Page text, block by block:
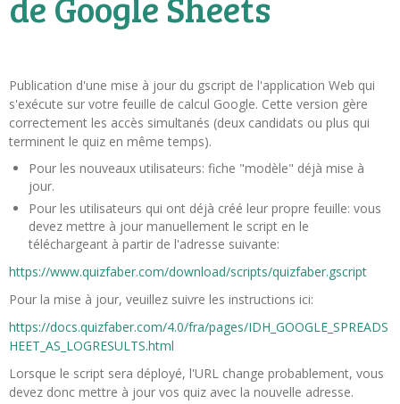
Publication d'une mise à jour du gscript de l'application Web qui
s'exécute sur votre feuille de calcul Google. Cette version gère
correctement les accès simultanés (deux candidats ou plus qui
terminent le quiz en même temps).
Pour les nouveaux utilisateurs: fiche "modèle" déjà mise à
jour.
Pour les utilisateurs qui ont déjà créé leur propre feuille: vous
devez mettre à jour manuellement le script en le
téléchargeant à partir de l'adresse suivante:
https://www.quizfaber.com/download/scripts/quizfaber.gscript
Pour la mise à jour, veuillez suivre les instructions ici:
https://docs.quizfaber.com/4.0/fra/pages/IDH_GOOGLE_SPREADS
HEET_AS_LOGRESULTS.html
Lorsque le script sera déployé, l'URL change probablement, vous
devez donc mettre à jour vos quiz avec la nouvelle adresse.